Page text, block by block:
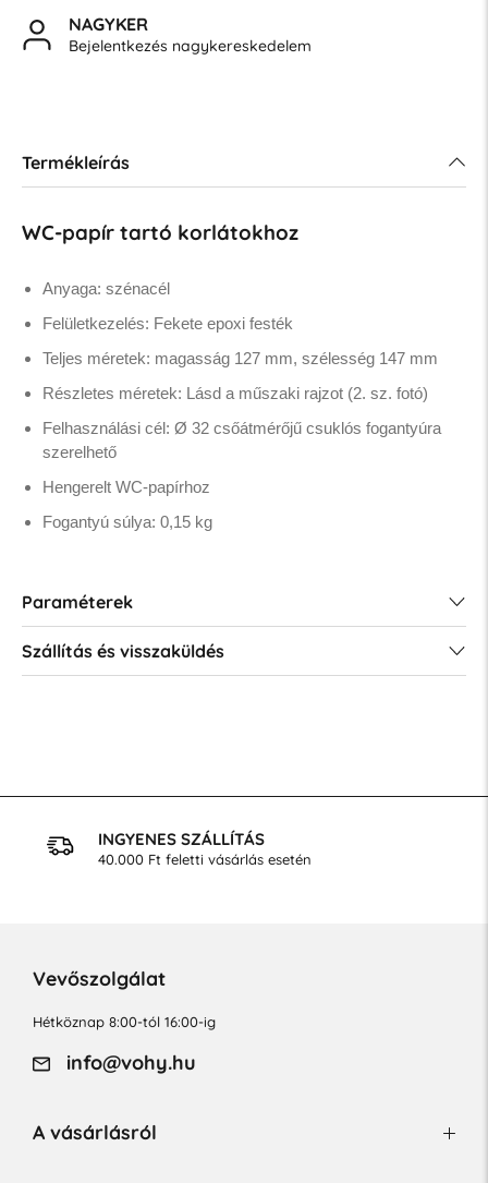
NAGYKER
Bejelentkezés nagykereskedelem
Termékleírás
WC-papír tartó korlátokhoz
Anyaga: szénacél
Felületkezelés: Fekete epoxi festék
Teljes méretek: magasság 127 mm, szélesség 147 mm
Részletes méretek: Lásd a műszaki rajzot (2. sz. fotó)
Felhasználási cél: Ø 32 csőátmérőjű csuklós fogantyúra
szerelhető
Hengerelt WC-papírhoz
Fogantyú súlya: 0,15 kg
Paraméterek
Szállítás és visszaküldés
INGYENES SZÁLLÍTÁS
40.000 Ft feletti vásárlás esetén
Vevőszolgálat
Hétköznap 8:00-tól 16:00-ig
info@vohy.hu
A vásárlásról